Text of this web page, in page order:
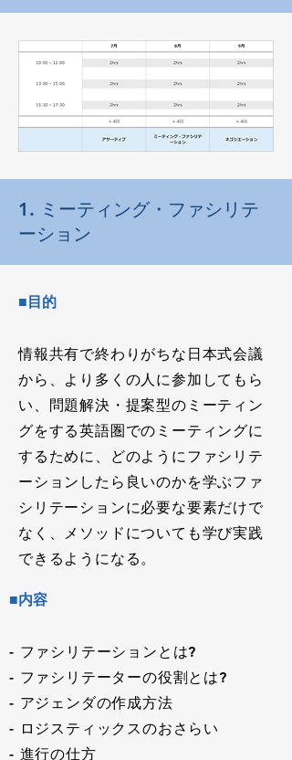
1. ミーティング・ファシリテ
ーション
■目的
情報共有で終わりがちな日本式会議
から、より多くの人に参加してもら
い、問題解決・提案型のミーティン
グをする英語圏でのミーティングに
するために、どのようにファシリテ
ーションしたら良いのかを学ぶファ
シリテーションに必要な要素だけで
なく、メソッドについても学び実践
できるようになる。
■内容
- ファシリテーションとは?
- ファシリテーターの役割とは?
- アジェンダの作成方法
- ロジスティックスのおさらい
- 進行の仕方